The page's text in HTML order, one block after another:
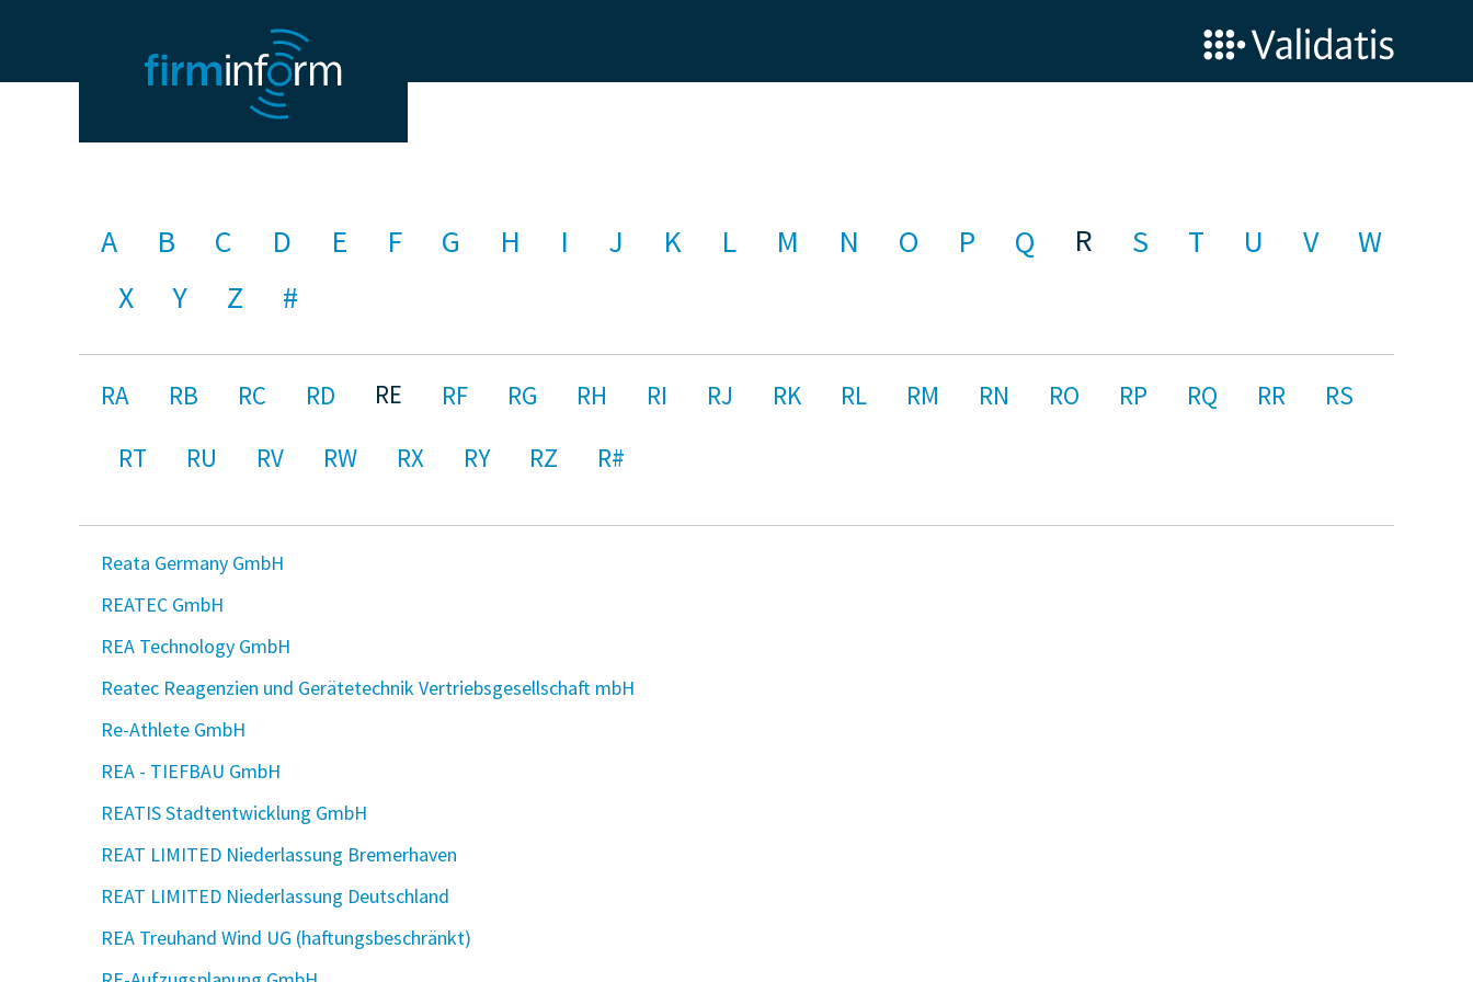
A B C D E F G H I J K L M N O P Q R S T U V
W
X
Y Z #
RA RB RC RD RE RF RG RH RI RJ RK RL RM RN RO RP RQ RR
RS
RT
RU RV RW RX RY RZ R#
Reata Germany GmbH
REATEC GmbH
REA Technology GmbH
Reatec Reagenzien und Gerätetechnik Vertriebsgesellschaft mbH
Re-Athlete GmbH
REA - TIEFBAU GmbH
REATIS Stadtentwicklung GmbH
REAT LIMITED Niederlassung Bremerhaven
REAT LIMITED Niederlassung Deutschland
REA Treuhand Wind UG (haftungsbeschränkt)